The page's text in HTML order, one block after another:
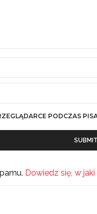
PODCZAS
Dowiedz się, w